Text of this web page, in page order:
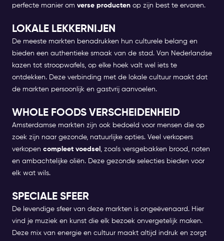
perfecte manier om verse producten op zijn best te ervaren.
LOKALE LEKKERNIJEN
De meeste markten benadrukken hun culturele belang en
bieden een authentieke smaak van de stad. Van Nederlandse
kazen tot stroopwafels, op elke hoek valt wel iets te
ontdekken. Deze verbinding met de lokale cultuur maakt dat
de markten persoonlijk en gastvrij aanvoelen.
WHOLE FOODS VERSCHEIDENHEID
Amsterdamse markten zijn ook bedoeld voor mensen die op
zoek zijn naar gezonde, natuurlijke opties. Veel verkopers
verkopen compleet voedsel , zoals versgebakken brood, noten
en ambachtelijke oliën. Deze gezonde selecties bieden voor
elk wat wils.
SPECIALE SFEER
De levendige sfeer van deze markten is ongeëvenaard. Hier
vind je muziek en kunst die elk bezoek onvergetelijk maken.
Deze mix van energie en cultuur maakt altijd indruk en zorgt